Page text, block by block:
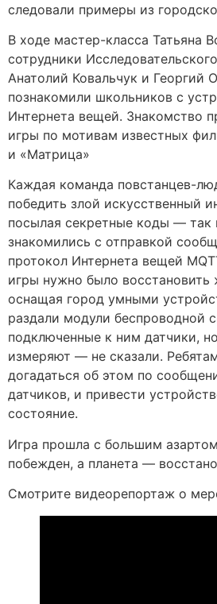
следовали примеры из
В ходе мастер-класса Татьяна
сотрудники
Анатолий Ковальчук и
познакомили школьников с
Интернета вещей. Знакомство
игры по мотивам известных
и «Матрица»
Каждая команда повстанцев-
победить злой искусственный
посылая секретные коды — так
знакомились с отправкой
протокол Интернета вещей
игры нужно было восстановить
оснащая город умными
раздали модули беспроводной
подключенные к ним датчики,
измеряют — не сказали.
догадаться об этом по
датчиков, и привести
состояние.
Игра прошла с большим
побежден, а планета —
Смотрите видеорепортаж о